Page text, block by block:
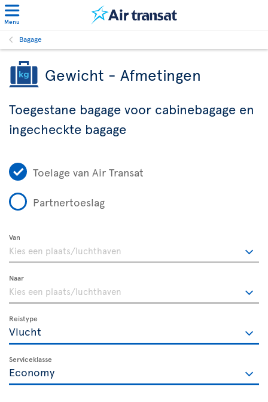
Menu
Bagage
Gewicht - Afmetingen
Toegestane bagage voor cabinebagage en
ingecheckte bagage
Toelage van Air Transat
Partnertoeslag
Van
Naar
Reistype
Serviceklasse